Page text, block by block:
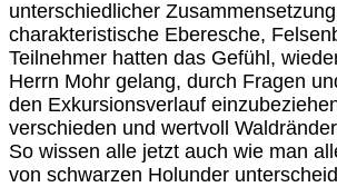
unterschiedlicher
charakteristische Eberesche,
Teilnehmer hatten das Gefühl,
Herrn Mohr gelang, durch Fragen
den Exkursionsverlauf
verschieden und wertvoll
So wissen alle jetzt auch wie man
von schwarzen Holunder